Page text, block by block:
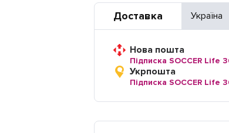
Доставка Україна
Нова пошта
Підписка SOCCER Life
Укрпошта
Підписка SOCCER Life